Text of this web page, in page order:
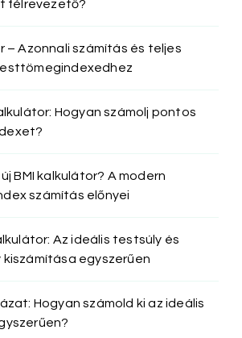
félrevezető?
– Azonnali számítás és teljes
Hogyan számolj pontos
BMI kalkulátor? A modern
számítás előnyei
Az ideális testsúly és
kiszámítása egyszerűen
Hogyan számold ki az ideális